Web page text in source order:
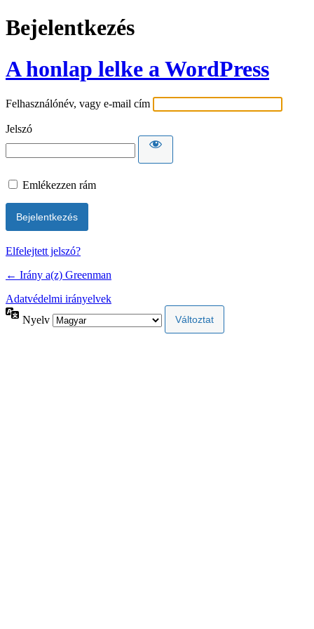
Bejelentkezés
A honlap lelke a WordPress
Felhasználónév, vagy e-mail cím
Jelszó
Emlékezzen rám
Elfelejtett jelszó?
← Irány a(z) Greenman
Adatvédelmi irányelvek
Nyelv